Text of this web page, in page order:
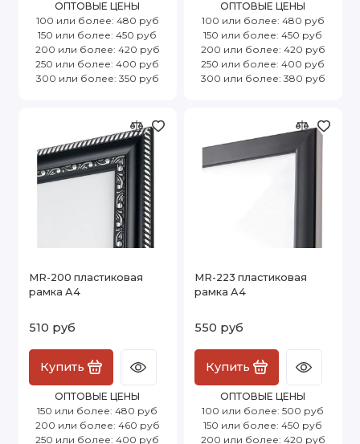
ОПТОВЫЕ ЦЕНЫ
100 или более: 480 руб
150 или более: 450 руб
200 или более: 420 руб
250 или более: 400 руб
300 или более: 350 руб
ОПТОВЫЕ ЦЕНЫ
100 или более: 480 руб
150 или более: 450 руб
200 или более: 420 руб
250 или более: 400 руб
300 или более: 380 руб
MR-200 пластиковая
рамка А4
510 руб
Купить
ОПТОВЫЕ ЦЕНЫ
150 или более: 480 руб
200 или более: 460 руб
250 или более: 400 руб
MR-223 пластиковая
рамка А4
550 руб
Купить
ОПТОВЫЕ ЦЕНЫ
100 или более: 500 руб
150 или более: 450 руб
200 или более: 420 руб